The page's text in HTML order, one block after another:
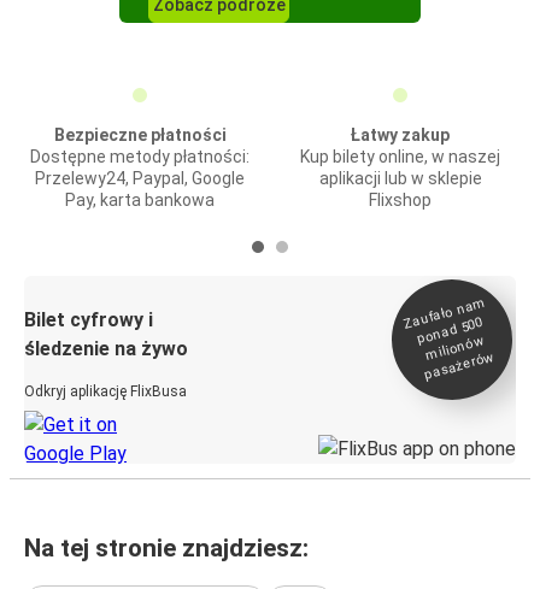
Zobacz podróże
Bezpieczne płatności
Dostępne metody płatności:
Przelewy24, Paypal, Google
Pay, karta bankowa
Łatwy zakup
Kup bilety online, w naszej
aplikacji lub w sklepie
Flixshop
Bilet cyfrowy i
śledzenie na żywo
Odkryj aplikację FlixBusa
Zaufało na
m
ponad 500
milionó
w
pasażeró
w
Na tej stronie znajdziesz: